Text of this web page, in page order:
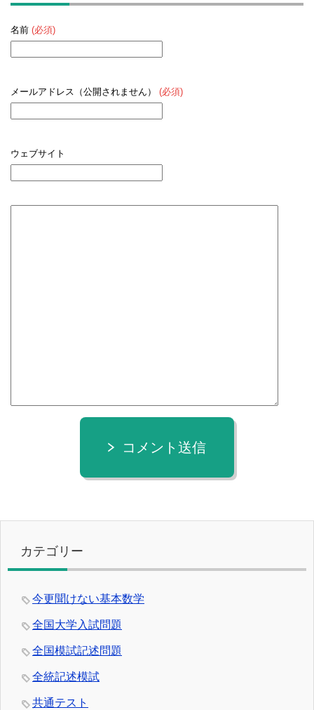
名前 (必須)
メールアドレス（公開されません） (必須)
ウェブサイト
コメント送信
カテゴリー
今更聞けない基本数学
全国大学入試問題
全国模試記述問題
全統記述模試
共通テスト